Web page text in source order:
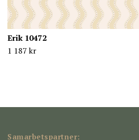
Erik 10472
1 187 kr
Samarbetspartner: